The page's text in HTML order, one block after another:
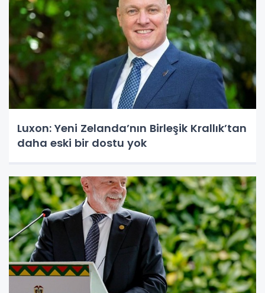
Luxon: Yeni Zelanda’nın Birleşik Krallık’tan
daha eski bir dostu yok